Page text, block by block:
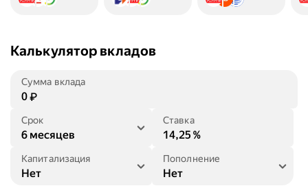
Калькулятор вкладов
₽
Сумма вклада
Срок
%
Ставка
Капитализация Пополнение